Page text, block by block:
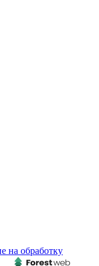
на обработку